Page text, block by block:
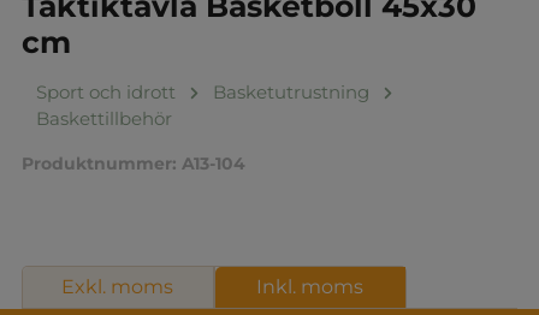
cm
Sport och idrott
Basketutrustning
Baskettillbehör
Produktnummer: A13-104
Exkl. moms Inkl. moms